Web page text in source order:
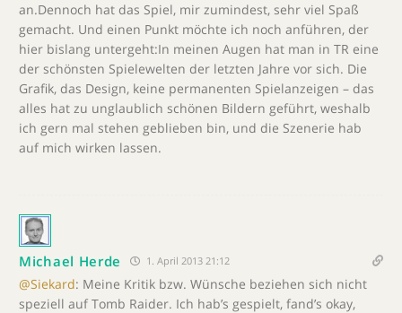
an.Dennoch hat das Spiel, mir zumindest, sehr viel Spaß
gemacht. Und einen Punkt möchte ich noch anführen, der
hier bislang untergeht:In meinen Augen hat man in TR eine
der schönsten Spielewelten der letzten Jahre vor sich. Die
Grafik, das Design, keine permanenten Spielanzeigen – das
alles hat zu unglaublich schönen Bildern geführt, weshalb
ich gern mal stehen geblieben bin, und die Szenerie hab
auf mich wirken lassen.
Michael Herde 1. April 2013 21:12
@Siekard: Meine Kritik bzw. Wünsche beziehen sich nicht
speziell auf Tomb Raider. Ich hab’s gespielt, fand’s okay,